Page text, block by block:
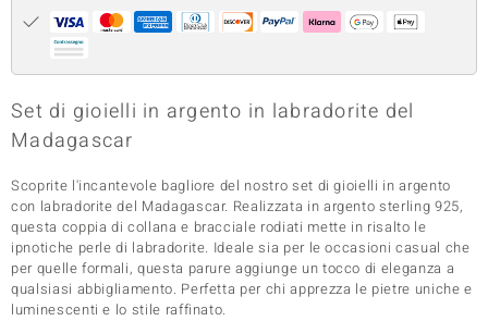
Classics
Set di gioielli in argento in labradorite del
Madagascar
Scoprite l'incantevole bagliore del nostro set di gioielli in argento
con labradorite del Madagascar. Realizzata in argento sterling 925,
questa coppia di collana e bracciale rodiati mette in risalto le
ipnotiche perle di labradorite. Ideale sia per le occasioni casual che
per quelle formali, questa parure aggiunge un tocco di eleganza a
qualsiasi abbigliamento. Perfetta per chi apprezza le pietre uniche e
luminescenti e lo stile raffinato.